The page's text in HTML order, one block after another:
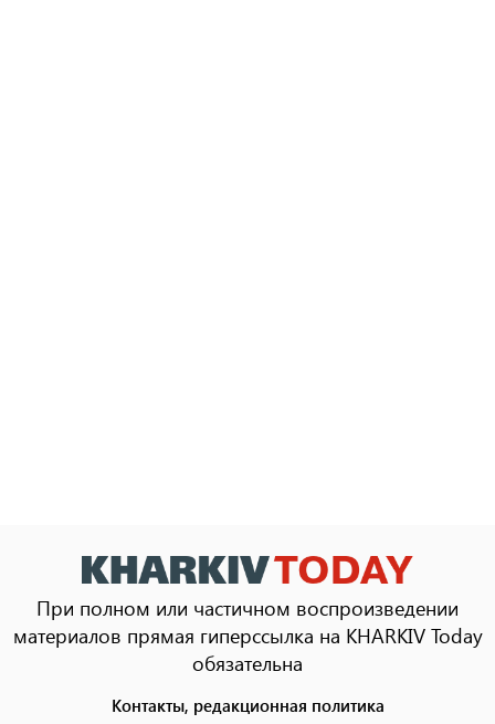
При полном или частичном воспроизведении
материалов прямая гиперссылка на KHARKIV Today
обязательна
Контакты, редакционная политика